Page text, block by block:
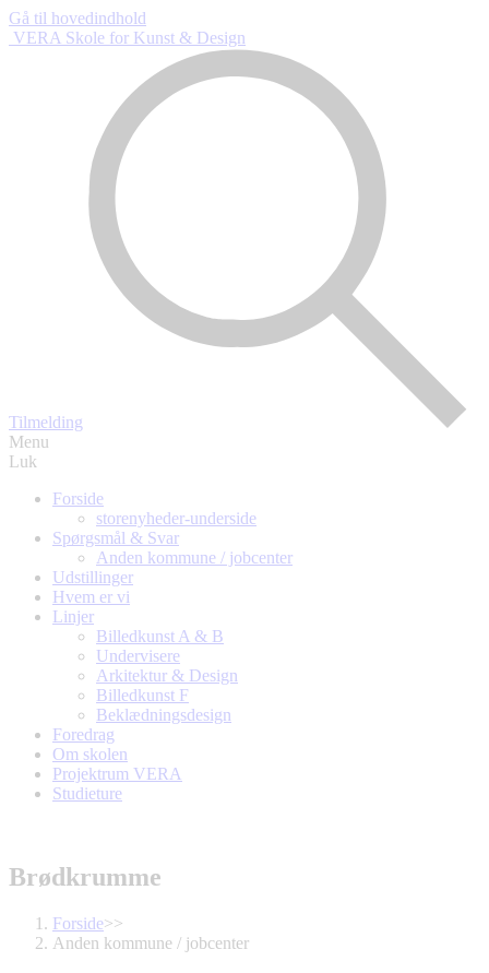
Gå til hovedindhold
VERA Skole for Kunst & Design
Tilmelding
Menu
Luk
Forside
storenyheder-underside
Spørgsmål & Svar
Anden kommune / jobcenter
Udstillinger
Hvem er vi
Linjer
Billedkunst A & B
Undervisere
Arkitektur & Design
Billedkunst F
Beklædningsdesign
Foredrag
Om skolen
Projektrum VERA
Studieture
Brødkrumme
Forside>>
Anden kommune / jobcenter